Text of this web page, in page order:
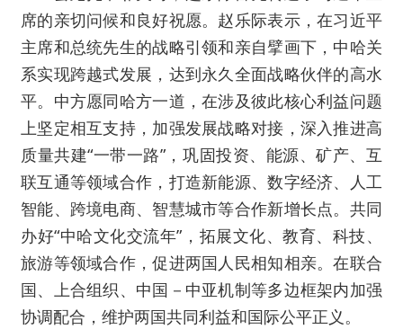
席的亲切问候和良好祝愿。赵乐际表示，在习近平
主席和总统先生的战略引领和亲自擘画下，中哈关
系实现跨越式发展，达到永久全面战略伙伴的高水
平。中方愿同哈方一道，在涉及彼此核心利益问题
上坚定相互支持，加强发展战略对接，深入推进高
质量共建“一带一路”，巩固投资、能源、矿产、互
联互通等领域合作，打造新能源、数字经济、人工
智能、跨境电商、智慧城市等合作新增长点。共同
办好“中哈文化交流年”，拓展文化、教育、科技、
旅游等领域合作，促进两国人民相知相亲。在联合
国、上合组织、中国－中亚机制等多边框架内加强
协调配合，维护两国共同利益和国际公平正义。